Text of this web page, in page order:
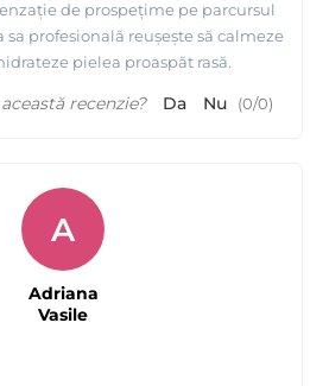
de prospețime pe parcursul
profesională reușește să calmeze
pielea proaspăt rasă.
recenzie? Da Nu (0/0)
A
Adriana
Vasile